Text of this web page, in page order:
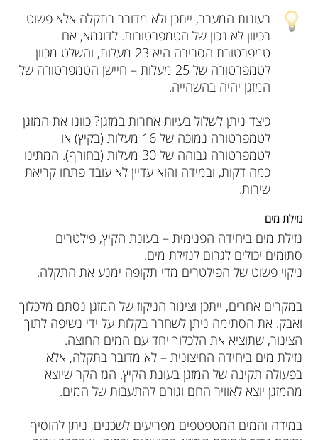
בעונות המעבר, ייתכן ולא מדובר בתקלה אלא פשוט
בכיוון לא נכון של הטמפרטורות. לדוגמא, אם
טמפרטורת הסביבה היא 23 מעלות, והשלט מכוון
לטמפרטורה של 25 מעלות – חיישן הטמפרטורה של
המזגן יהיה בהשהייה.
כיצד ניתן לשלול בעיות אחרות במזגן? כוונו את המזגן
לטמפרטורה נמוכה של 16 מעלות (בקיץ) או
לטמפרטורה גבוהה של 30 מעלות (בחורף). המתינו
כמה דקות, ובמידה והוא עדיין לא עובד פתחו קריאת
שירות.
נזילת מים
נזילת מים ביחידה הפנימית – בעונת הקיץ, פילטרים
סתומים יכולים לגרום לנזילת מים.
ניקוי פשוט של הפילטרים מדי תקופה ימנע את התקלה.
במקרים אחרים, ייתכן וצינור הניקוז של המזגן נסתם מלכלוך
ואבק. את הסתימה ניתן לשחרר בקלות על ידי נשיפה לתוך
הצינור, שתוציא את הלכלוך יחד עם המים החוצה.
נזילת מים ביחידה החיצונית – לא מדובר בתקלה, אלא
בפעולה תקינה של המזגן בעונת הקיץ. הגז הקר שיוצא
מהמזגן יוצא לאוויר החם וגורם להתעבות של המים.
במידה והמים המטפטפים מפריעים לשכנים, ניתן להוסיף